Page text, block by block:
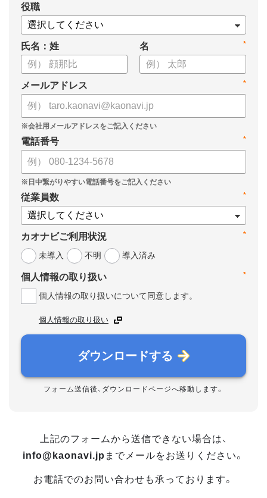
役職
氏名：姓 *
名
*
メールアドレス
*
電話番号
*
従業員数
*
カオナビご利用状況
未導入
不明 導入済み
*
個人情報の取り扱い
個人情報の取り扱いについて同意します。
個人情報の取り扱い
ダウンロードする
フォーム送信後、ダウンロードページへ移動します。
上記のフォームから送信できない場合は、
info@kaonavi.jp までメールをお送りください。
お電話でのお問い合わせも承っております。